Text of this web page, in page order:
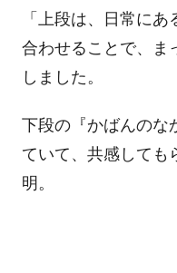
「上段は、日常に
合わせることで、ま
しました。
下段の『かばんのな
ていて、共感しても
明。